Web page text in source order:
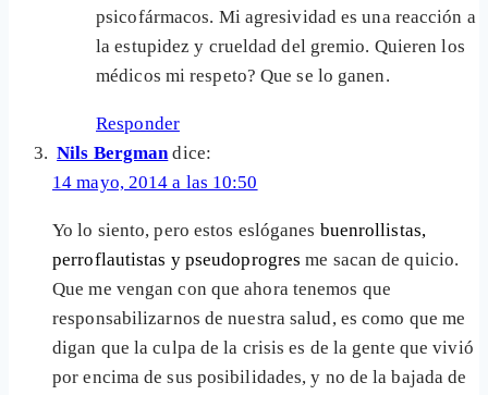
psicofármacos. Mi agresividad es una reacción a
la estupidez y crueldad del gremio. Quieren los
médicos mi respeto? Que se lo ganen.
Responder
Nils Bergman dice:
14 mayo, 2014 a las 10:50
Yo lo siento, pero estos eslóganes buenrollistas,
perroflautistas y pseudoprogres me sacan de quicio.
Que me vengan con que ahora tenemos que
responsabilizarnos de nuestra salud, es como que me
digan que la culpa de la crisis es de la gente que vivió
por encima de sus posibilidades, y no de la bajada de